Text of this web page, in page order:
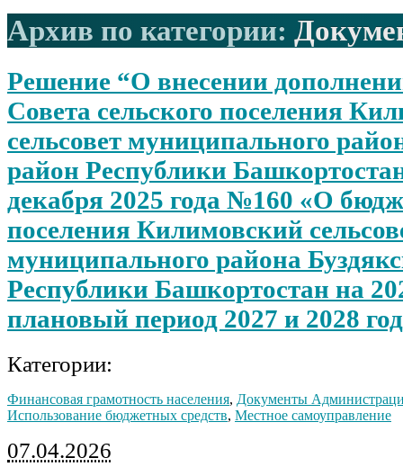
Архив по категории:
Решение “О внесении
Совета сельского поселения
сельсовет муниципального
район Республики
декабря 2025 года №160 «О
поселения Килимовский
муниципального района
Республики Башкортостан на
плановый период 2027 и 2028
Категории:
Финансовая грамотность населения, Документы
Использование бюджетных средств, Местное самоуправление
07.04.2026